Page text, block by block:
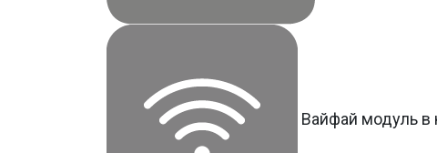
Вайфай модуль в